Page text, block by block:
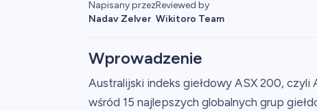
Napisany przez
Nadav Zelver
Reviewed by
Wikitoro Team
Wprowadzenie
Australijski indeks giełdowy ASX 200,
wśród 15 najlepszych globalnych grup